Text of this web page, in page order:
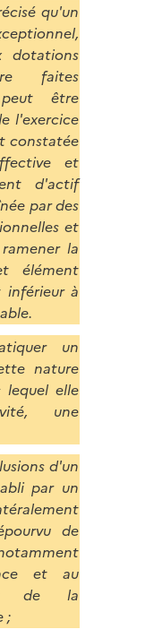
qu'un
dotations
faites
être
l'exercice
constatée
et
d'actif
par des
et
la
élément
à
un
nature
elle
une
d'un
par un
de
et au
de la
;